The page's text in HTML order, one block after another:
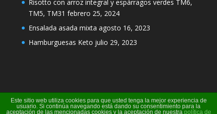
Risotto con arroz integral y espárragos verdes TM6,
TM5, TM31 febrero 25, 2024
Ensalada asada mixta agosto 16, 2023
Hamburguesas Keto julio 29, 2023
Este sitio web utiliza cookies para que usted tenga la mejor experiencia de
usuario. Si continúa navegando está dando su consentimiento para la
aceptación de las mencionadas cookies y la aceptación de nuestra política de